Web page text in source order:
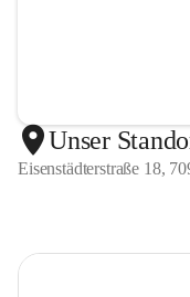
Unser
Eisenstädterstraße 18,